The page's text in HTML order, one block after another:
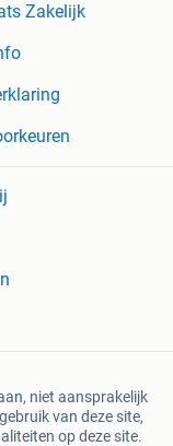
Zakelijk
niet aansprakelijk
van deze site,
op deze site.